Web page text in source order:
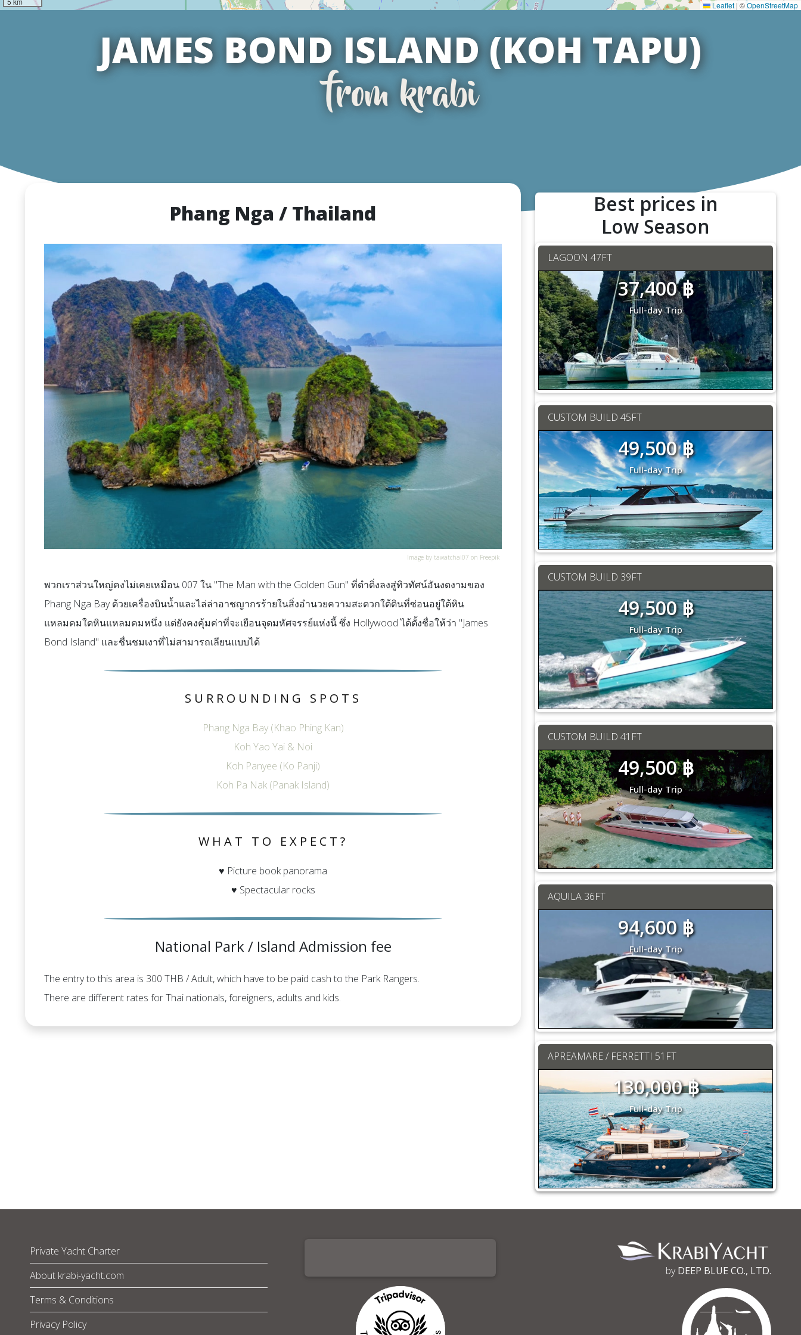
Leaflet | ©OpenStreetMap
JAMES BOND ISLAND (KOH TAPU)
from krabi
Phang Nga / Thailand
Image by tawatchai07 on Freepik
พวกเราส่วนใหญ่คงไม่เคยเหมือน 007 ใน "The Man with the Golden Gun" ที่ดำดิ่งลงสู่ทิวทัศน์อันงดงามของ
Phang Nga Bay ด้วยเครื่องบินน้ำและไล่ล่าอาชญากรร้ายในสิ่งอำนวยความสะดวกใต้ดินที่ซ่อนอยู่ใต้หิน
แหลมคมใดหินแหลมคมหนึ่ง แต่ยังคงคุ้มค่าที่จะเยือนจุดมหัศจรรย์แห่งนี้ ซึ่ง Hollywood ได้ตั้งชื่อให้ว่า "James
Bond Island" และชื่นชมเงาที่ไม่สามารถเลียนแบบได้
SURROUNDING SPOTS
Phang Nga Bay (Khao Phing Kan)
Koh Yao Yai & Noi
Koh Panyee (Ko Panji)
Koh Pa Nak (Panak Island)
WHAT TO EXPECT?
♥ Picture book panorama
♥ Spectacular rocks
National Park / Island Admission fee
The entry to this area is 300 THB / Adult, which have to be paid cash to the Park Rangers.
There are different rates for Thai nationals, foreigners, adults and kids.
Best prices in
Low Season
LAGOON 47FT
37,400 ฿
Full-day Trip
CUSTOM BUILD 45FT
49,500 ฿
Full-day Trip
CUSTOM BUILD 39FT
49,500 ฿
Full-day Trip
CUSTOM BUILD 41FT
49,500 ฿
Full-day Trip
AQUILA 36FT
94,600 ฿
Full-day Trip
APREAMARE / FERRETTI 51FT
130,000 ฿
Full-day Trip
Private Yacht Charter
About krabi-yacht.com
Terms & Conditions
Privacy Policy
byDEEP BLUE CO., LTD.